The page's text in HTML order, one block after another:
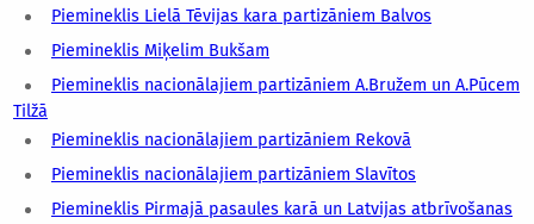
Piemineklis Lielā Tēvijas kara partizāniem Balvos
Piemineklis Miķelim Bukšam
Piemineklis nacionālajiem partizāniem A.Bružem un A.Pūcem
Tilžā
Piemineklis nacionālajiem partizāniem Rekovā
Piemineklis nacionālajiem partizāniem Slavītos
Piemineklis Pirmajā pasaules karā un Latvijas atbrīvošanas